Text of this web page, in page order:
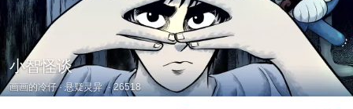
小智怪谈
画画的冷仔· 悬疑灵异 ·26518